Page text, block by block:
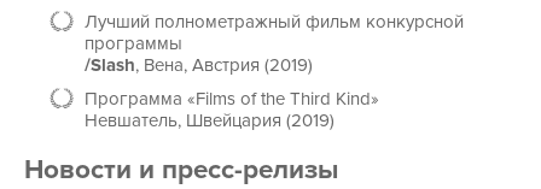
Лучший полнометражный фильм конкурсной
программы
/Slash, Вена, Австрия (2019)
Программа «Films of the Third Kind»
Невшатель, Швейцария (2019)
Новости и пресс-релизы